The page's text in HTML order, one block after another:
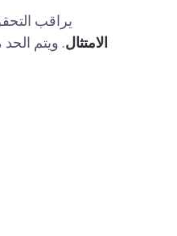
يراقب
الامتثال. ويتم